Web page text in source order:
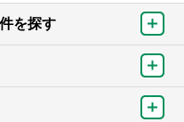
を探す